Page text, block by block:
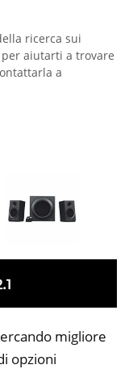
ricerca sui
aiutarti a trovare
a
migliore
opzioni